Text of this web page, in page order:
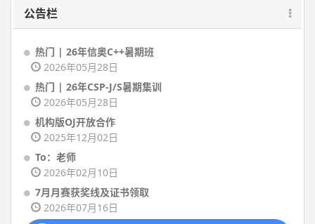
公告栏
热门 | 26年信奥C++暑期班
2026年05月28日
热门 | 26年CSP-J/S暑期集训
2026年05月28日
机构版OJ开放合作
2025年12月02日
To：老师
2026年02月10日
7月月赛获奖线及证书领取
2026年07月16日